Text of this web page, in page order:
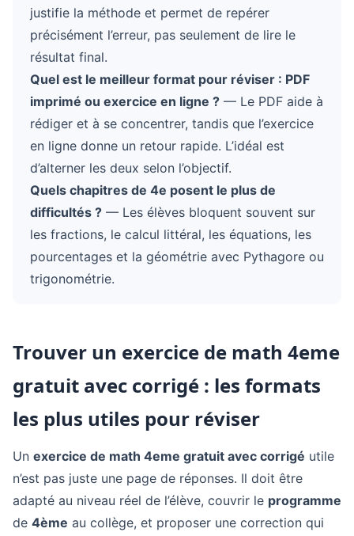
justifie la méthode et permet de repérer
précisément l’erreur, pas seulement de lire le
résultat final.
Quel est le meilleur format pour réviser : PDF
imprimé ou exercice en ligne ? — Le PDF aide à
rédiger et à se concentrer, tandis que l’exercice
en ligne donne un retour rapide. L’idéal est
d’alterner les deux selon l’objectif.
Quels chapitres de 4e posent le plus de
difficultés ? — Les élèves bloquent souvent sur
les fractions, le calcul littéral, les équations, les
pourcentages et la géométrie avec Pythagore ou
trigonométrie.
Trouver un exercice de math 4eme
gratuit avec corrigé : les formats
les plus utiles pour réviser
Un exercice de math 4eme gratuit avec corrigé utile
n’est pas juste une page de réponses. Il doit être
adapté au niveau réel de l’élève, couvrir le programme
de 4ème au collège, et proposer une correction qui